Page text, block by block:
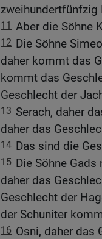
zweihundertfünfzig
11 Aber die Söhne
12 Die Söhne
daher kommt das
kommt das
Geschlecht der
13 Serach, daher
daher das
14 Das sind die
15 Die Söhne
daher das
Geschlecht der
der Schuniter
16 Osni, daher das